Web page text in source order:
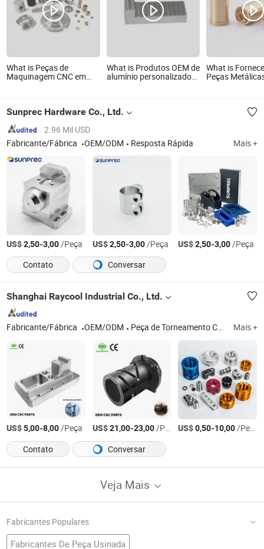
What is Peças de
Maquinagem CNC em
Torneamento e Fresagem
What is Produtos OEM de
alumínio personalizados,
mecânicas
usinagem CNC em metal
What is
Peças
Fresagem e
Sunprec Hardware Co., Ltd.
2.96 Mil USD
Fabricante/Fábrica
OEM/ODM Resposta Rápida Mais +
US$2,50-3,00/Peça US$2,50-3,00/Peça US$2,50-3,00/Peça
Contato
Conversar
Shanghai Raycool Industrial Co., Ltd.
Fabricante/Fábrica OEM/ODM Peça de Torneamento CNC, Peças de Fresagem CNC, Peças de Usinagem CNC Mais +
US$5,00-8,00/Peça US$21,00-23,00/Peça US$0,50-10,00/Peça
Contato
Conversar
Veja Mais
Fabricantes Populares
Fabricantes De Peça Usinada